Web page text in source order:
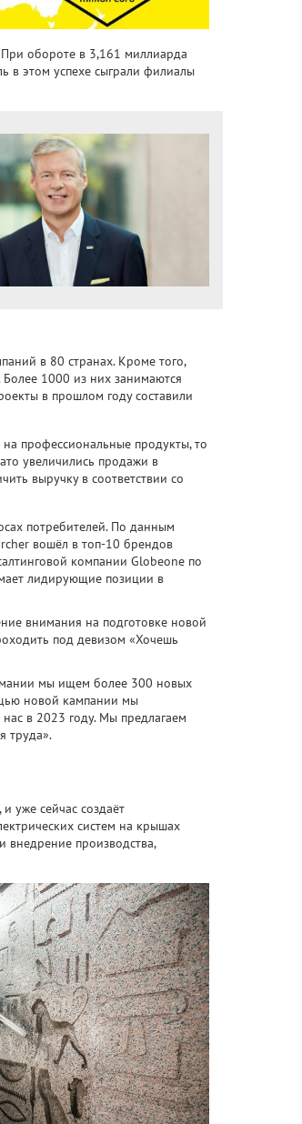
обороте в 3,161 миллиарда
этом успехе сыграли филиалы
в 80 странах. Кроме того,
1000 из них занимаются
в прошлом году составили
профессиональные продукты, то
увеличились продажи в
выручку в соответствии со
потребителей. По данным
вошёл в топ-10 брендов
компании Globeone по
лидирующие позиции в
внимания на подготовке новой
под девизом «Хочешь
мы ищем более 300 новых
новой кампании мы
в 2023 году. Мы предлагаем
труда».
уже сейчас создаёт
систем на крышах
внедрение производства,